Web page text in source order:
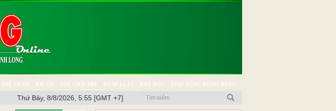
THỂ THAO KH-CN THẾ GIỚI TRẺ PHÁP LUẬT BẠN ĐỌC NHỊP SỐNG ĐỒNG BẰNG
Thứ Bảy, 8/8/2026, 5:55 [GMT +7]